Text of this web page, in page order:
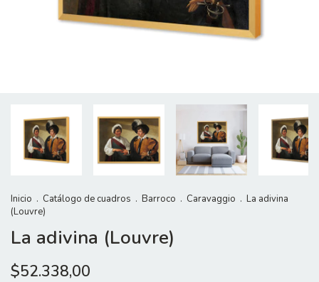
Inicio . Catálogo de cuadros . Barroco . Caravaggio . La adivina
(Louvre)
La adivina (Louvre)
$52.338,00